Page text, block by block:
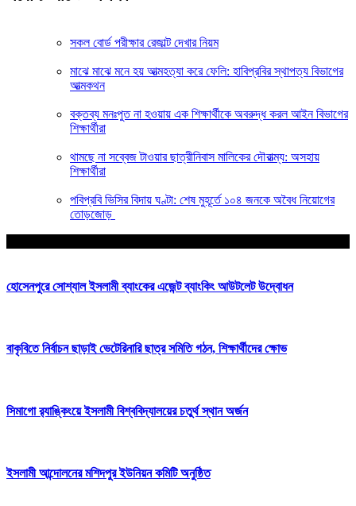
সকল বোর্ড পরীক্ষার রেজাল্ট দেখার নিয়ম
মাঝে মাঝে মনে হয় আত্মহত্যা করে ফেলি: হাবিপ্রবির স্থাপত্য বিভাগের
আত্মকথন
বক্তব্য মনঃপুত না হওয়ায় এক শিক্ষার্থীকে অবরুদ্ধ করল আইন বিভাগের
শিক্ষার্থীরা
থামছে না সব্বেজ টাওয়ার ছাত্রীনিবাস মালিকের দৌরাত্ম্য: অসহায়
শিক্ষার্থীরা
পবিপ্রবি ভিসির বিদায় ঘণ্টা: শেষ মুহূর্তে ১০৪ জনকে অবৈধ নিয়োগের
তোড়জোড়
হোসেনপুরে সোশ্যাল ইসলামী ব্যাংকের এজেন্ট ব্যাংকিং আউটলেট উদ্বোধন
বাকৃবিতে নির্বাচন ছাড়াই ভেটেরিনারি ছাত্র সমিতি গঠন, শিক্ষার্থীদের ক্ষোভ
সিমাগো র‌্যাঙ্কিংয়ে ইসলামী বিশ্ববিদ্যালয়ের চতুর্থ স্থান অর্জন
ইসলামী আন্দোলনের মশিদপুর ইউনিয়ন কমিটি অনুষ্ঠিত